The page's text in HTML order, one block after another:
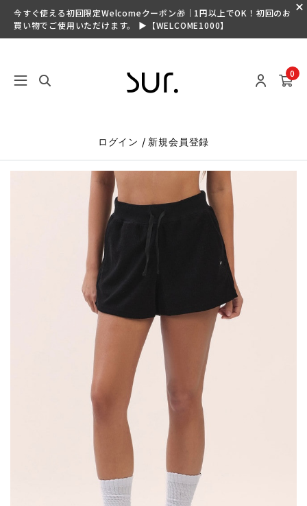
今すぐ使える初回限定Welcomeクーポン🎁｜1円以上でOK！初回のお
買い物でご使用いただけます。 ▶【WELCOME1000】
0
ログイン / 新規会員登録